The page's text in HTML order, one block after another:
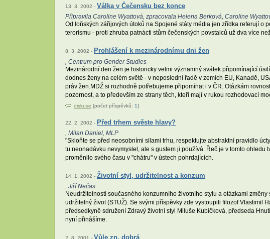
13. 3. 2002 - Válka v Čečensku bez konce
Připravila Caroline Wyattová, zpracovala Helena Berková, Caroline
Od loňských zářijových útoků na Spojené státy média jen zřídka referují o
terorismu - proti zhruba patnácti stům čečenských povstalců už dva více
8. 3. 2002 - Prohlášení k mezinárodnímu dni žen
, Centrum pro Gender Studies
Mezinárodní den žen je historicky velmi významný svátek připomínající
dodnes ženy na celém světě - v neposlední řadě v zemích EU, Kanadě,
práv žen.MDŽ si rozhodně potřebujeme připomínat i v ČR. Otázkám
pozornost, a to především ze strany těch, kteří mají v rukou rozhodovací
diskuse [počet příspěvků: 1]
22. 2. 2002 - Před trhem svěste hlavy?
, Milan Daniel, MLP
"Skloňte se před neosobními silami trhu, respektujte abstraktní pravidlo
tu neonadávku nevymyslel, ale s gustem ji používá. Řeč je v tomto
proměnilo svého času v "chátru" v ústech pohrdajících.
14. 1. 2002 - Životní styl, udržitelnost a konzum
, Jiří Nečas
Neudržitelností současného konzumního životního stylu a otázkami
udržitelný život (STUŽ). Se svými příspěvky zde vystoupili filozof Vlastimil
předsedkyně sdružení Zdravý životní styl Miluše Kubíčková, předseda
nyní přinášíme.
2. 8. 2001 - Vůle zn. dobrá